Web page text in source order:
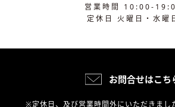
営業時間 10:00-
定休日 火曜日・水曜
お問合せはこち
※定休日、及び営業時間外にいただきまし